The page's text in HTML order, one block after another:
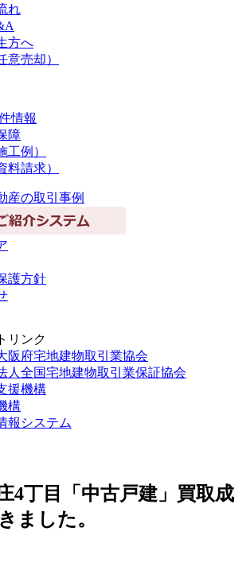
れ
方へ
意売却）
情報
障
工例）
料請求）
4丁目「中古戸建」買取成
ました。